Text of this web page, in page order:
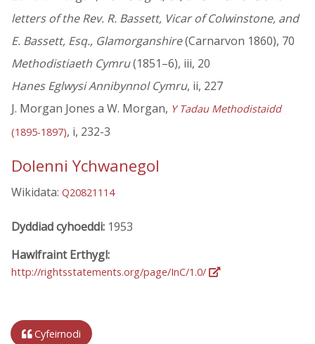
letters of the Rev. R. Bassett, Vicar of Colwinstone, and
E. Bassett, Esq., Glamorganshire(Carnarvon 1860), 70
Methodistiaeth Cymru(1851–6), iii, 20
Hanes Eglwysi Annibynnol Cymru, ii, 227
J. Morgan Jones a W. Morgan, Y Tadau Methodistaidd
(1895-1897), i, 232-3
Dolenni Ychwanegol
Wikidata: Q20821114
Dyddiad cyhoeddi: 1953
Hawlfraint Erthygl:
http://rightsstatements.org/page/InC/1.0/
Cyfeirnodi